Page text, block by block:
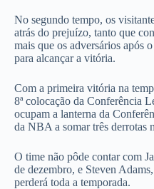
No segundo tempo, os
atrás do prejuízo, tanto que
mais que os adversários após
para alcançar a vitória.
Com a primeira vitória na
8ª colocação da Conferência
ocupam a lanterna da
da NBA a somar três derrotas
O time não pôde contar com
de dezembro, e Steven
perderá toda a temporada.